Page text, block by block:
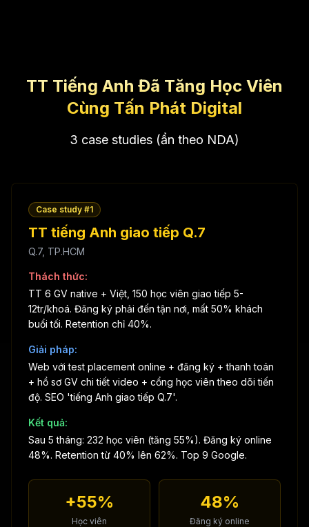
TT Tiếng Anh Đã Tăng Học Viên
Cùng Tấn Phát Digital
3 case studies (ẩn theo NDA)
Case study #1
TT tiếng Anh giao tiếp Q.7
Q.7, TP.HCM
Thách thức:
TT 6 GV native + Việt, 150 học viên giao tiếp 5-
12tr/khoá. Đăng ký phải đến tận nơi, mất 50% khách
buổi tối. Retention chỉ 40%.
Giải pháp:
Web với test placement online + đăng ký + thanh toán
+ hồ sơ GV chi tiết video + cổng học viên theo dõi tiến
độ. SEO 'tiếng Anh giao tiếp Q.7'.
Kết quả:
Sau 5 tháng: 232 học viên (tăng 55%). Đăng ký online
48%. Retention từ 40% lên 62%. Top 9 Google.
+55%
Học viên
48%
Đăng ký online